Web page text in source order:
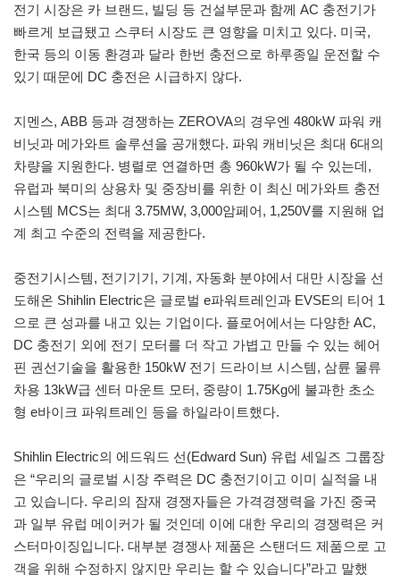
전기 시장은 카 브랜드, 빌딩 등 건설부문과 함께 AC 충전기가
빠르게 보급됐고 스쿠터 시장도 큰 영향을 미치고 있다. 미국,
한국 등의 이동 환경과 달라 한번 충전으로 하루종일 운전할 수
있기 때문에 DC 충전은 시급하지 않다.
지멘스, ABB 등과 경쟁하는 ZEROVA의 경우엔 480kW 파워 캐
비닛과 메가와트 솔루션을 공개했다. 파워 캐비닛은 최대 6대의
차량을 지원한다. 병렬로 연결하면 총 960kW가 될 수 있는데,
유럽과 북미의 상용차 및 중장비를 위한 이 최신 메가와트 충전
시스템 MCS는 최대 3.75MW, 3,000암페어, 1,250V를 지원해 업
계 최고 수준의 전력을 제공한다.
중전기시스템, 전기기기, 기계, 자동화 분야에서 대만 시장을 선
도해온 Shihlin Electric은 글로벌 e파워트레인과 EVSE의 티어 1
으로 큰 성과를 내고 있는 기업이다. 플로어에서는 다양한 AC,
DC 충전기 외에 전기 모터를 더 작고 가볍고 만들 수 있는 헤어
핀 권선기술을 활용한 150kW 전기 드라이브 시스템, 삼륜 물류
차용 13kW급 센터 마운트 모터, 중량이 1.75Kg에 불과한 초소
형 e바이크 파워트레인 등을 하일라이트했다.
Shihlin Electric의 에드워드 선(Edward Sun) 유럽 세일즈 그룹장
은 “우리의 글로벌 시장 주력은 DC 충전기이고 이미 실적을 내
고 있습니다. 우리의 잠재 경쟁자들은 가격경쟁력을 가진 중국
과 일부 유럽 메이커가 될 것인데 이에 대한 우리의 경쟁력은 커
스터마이징입니다. 대부분 경쟁사 제품은 스탠더드 제품으로 고
객을 위해 수정하지 않지만 우리는 할 수 있습니다”라고 말했